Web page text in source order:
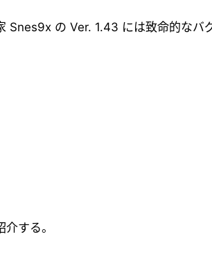
Snes9x の Ver. 1.43 には致命的なバ
する。